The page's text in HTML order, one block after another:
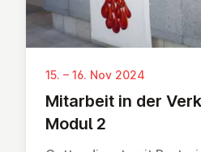
15. – 16. Nov 2024
Mitarbeit in der
Modul 2